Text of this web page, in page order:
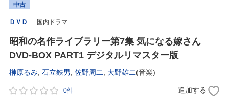
中古
ＤＶＤ 国内ドラマ
昭和の名作ライブラリー第7集 気になる嫁さん
DVD-BOX PART1 デジタルリマスター版
榊原るみ 石立鉄男 佐野周二 大野雄二(音楽)
0件 追加する